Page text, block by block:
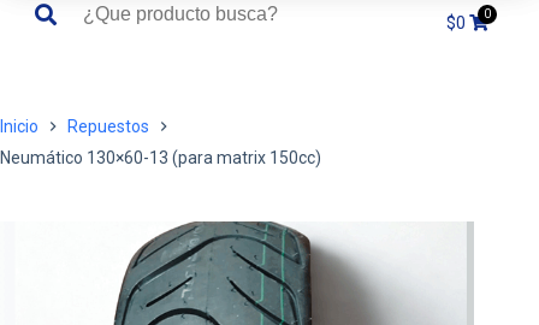
$0
Inicio
Repuestos
Neumático 130×60-13 (para matrix 150cc)